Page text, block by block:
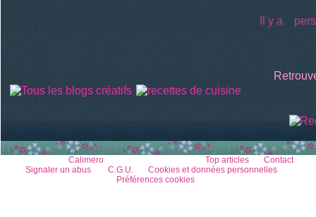
Il y a
Voir le profil deCalimero Top articles
Contact
Signaler un abus
C.G.U.
Cookies et données personnelles
Préférences cookies